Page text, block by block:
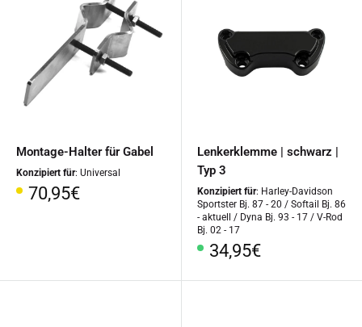
Montage-Halter für Gabel
Konzipiert für: Universal
Sonderpreis
70,95€
Lenkerklemme | schwarz |
Typ 3
Konzipiert für: Harley-Davidson
Sportster Bj. 87 - 20 / Softail Bj. 86
- aktuell / Dyna Bj. 93 - 17 / V-Rod
Bj. 02 - 17
Sonderpreis
34,95€